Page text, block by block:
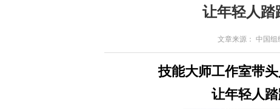
让年轻人踏
文章来源： 中国
技能大师工作室带
让年轻人